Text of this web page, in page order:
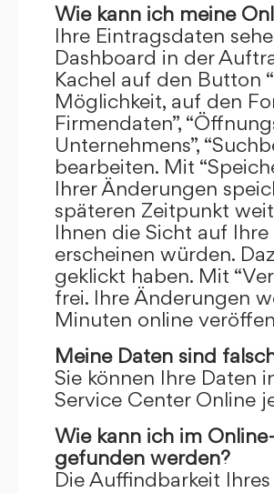
Wie kann ich meine
Ihre Eintragsdaten
Dashboard in der
Kachel auf den Button
Möglichkeit, auf den
Firmendaten”,
Unternehmens”,
bearbeiten. Mit
Ihrer Änderungen
späteren Zeitpunkt
Ihnen die Sicht auf
erscheinen würden.
geklickt haben. Mit
frei. Ihre Änderungen
Minuten online
Meine Daten sind
Sie können Ihre Daten
Service Center Online
Wie kann ich im
gefunden werden?
Die Auffindbarkeit